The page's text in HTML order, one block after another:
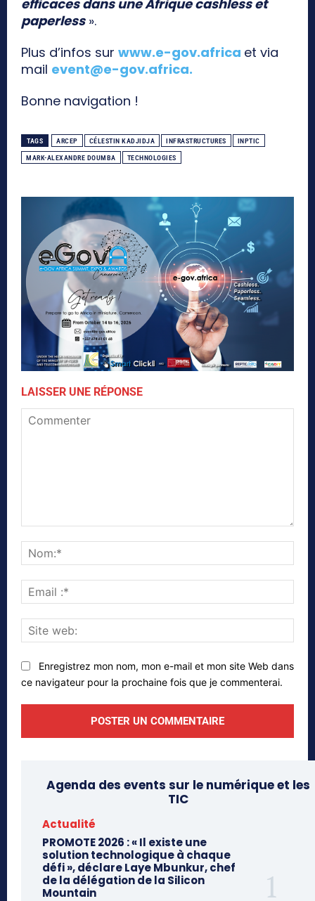
efficaces dans une Afrique cashless et
paperless».
Plus d’infos sur www.e-gov.africa et via
mail event@e-gov.africa.
Bonne navigation !
TAGS ARCEP CÉLESTIN KADJIDJA INFRASTRUCTURES INPTIC
MARK-ALEXANDRE DOUMBA TECHNOLOGIES
LAISSER UNE RÉPONSE
:*
web:
Enregistrez mon nom, mon e-mail et mon site Web dans
ce navigateur pour la prochaine fois que je commenterai.
Agenda des events sur le numérique et les
TIC
Actualité
PROMOTE 2026 : « Il existe une
solution technologique à chaque
défi », déclare Laye Mbunkur, chef
de la délégation de la Silicon
Mountain